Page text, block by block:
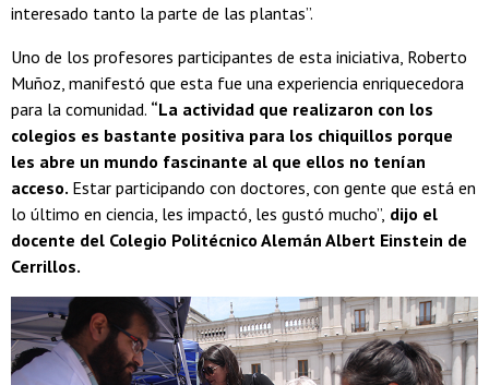
interesado tanto la parte de las plantas”.
Uno de los profesores participantes de esta iniciativa, Roberto
Muñoz, manifestó que esta fue una experiencia enriquecedora
para la comunidad. “La actividad que realizaron con los
colegios es bastante positiva para los chiquillos porque
les abre un mundo fascinante al que ellos no tenían
acceso. Estar participando con doctores, con gente que está en
lo último en ciencia, les impactó, les gustó mucho”, dijo el
docente del Colegio Politécnico Alemán Albert Einstein de
Cerrillos.